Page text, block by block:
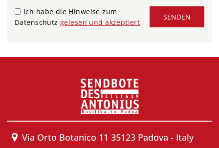
SENDEN
Ich habe die Hinweise zum
Datenschutzgelesen und akzeptiert
Via Orto Botanico 11 35123 Padova - Italy